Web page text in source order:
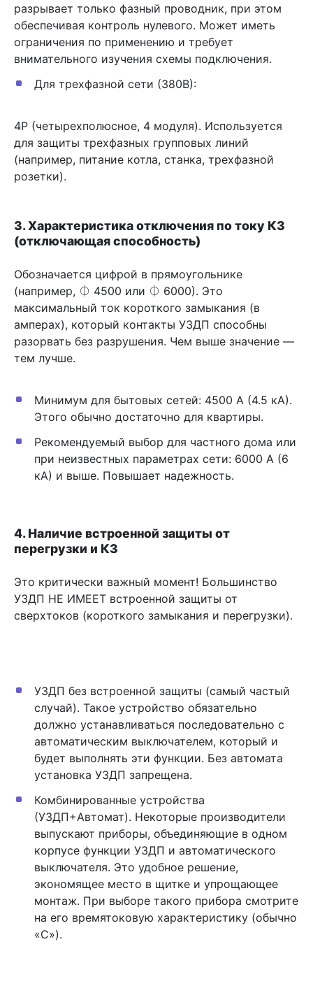
разрывает только фазный проводник, при этом
обеспечивая контроль нулевого. Может иметь
ограничения по применению и требует
внимательного изучения схемы подключения.
Для трехфазной сети (380В):
4P (четырехполюсное, 4 модуля). Используется
для защиты трехфазных групповых линий
(например, питание котла, станка, трехфазной
розетки).
3. Характеристика отключения по току КЗ
(отключающая способность)
Обозначается цифрой в прямоугольнике
(например, ⏀ 4500 или ⏀ 6000). Это
максимальный ток короткого замыкания (в
амперах), который контакты УЗДП способны
разорвать без разрушения. Чем выше значение —
тем лучше.
Минимум для бытовых сетей: 4500 А (4.5 кА).
Этого обычно достаточно для квартиры.
Рекомендуемый выбор для частного дома или
при неизвестных параметрах сети: 6000 А (6
кА) и выше. Повышает надежность.
4. Наличие встроенной защиты от
перегрузки и КЗ
Это критически важный момент! Большинство
УЗДП НЕ ИМЕЕТ встроенной защиты от
сверхтоков (короткого замыкания и перегрузки).
УЗДП без встроенной защиты (самый частый
случай). Такое устройство обязательно
должно устанавливаться последовательно с
автоматическим выключателем, который и
будет выполнять эти функции. Без автомата
установка УЗДП запрещена.
Комбинированные устройства
(УЗДП+Автомат). Некоторые производители
выпускают приборы, объединяющие в одном
корпусе функции УЗДП и автоматического
выключателя. Это удобное решение,
экономящее место в щитке и упрощающее
монтаж. При выборе такого прибора смотрите
на его времятоковую характеристику (обычно
«C»).